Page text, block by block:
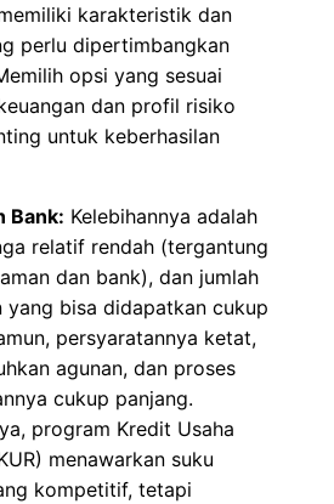
karakteristik dan
perlu dipertimbangkan
opsi yang sesuai
dan profil risiko
untuk keberhasilan
Bank: Kelebihannya adalah
relatif rendah (tergantung
dan bank), dan jumlah
yang bisa didapatkan cukup
persyaratannya ketat,
agunan, dan proses
cukup panjang.
program Kredit Usaha
menawarkan suku
kompetitif, tetapi